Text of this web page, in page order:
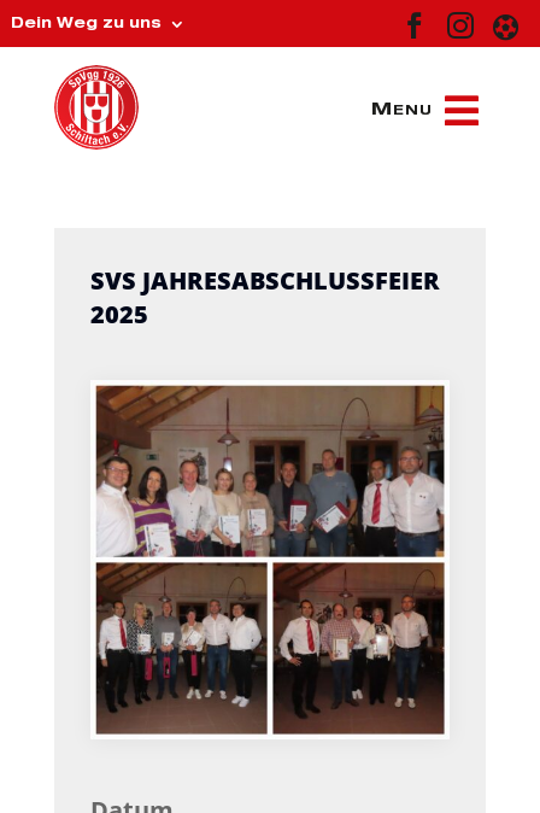
Dein Weg zu uns   
SVS JAHRESABSCHLUSSFEIER
2025